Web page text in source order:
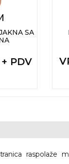
SA
PDV
raspolaže